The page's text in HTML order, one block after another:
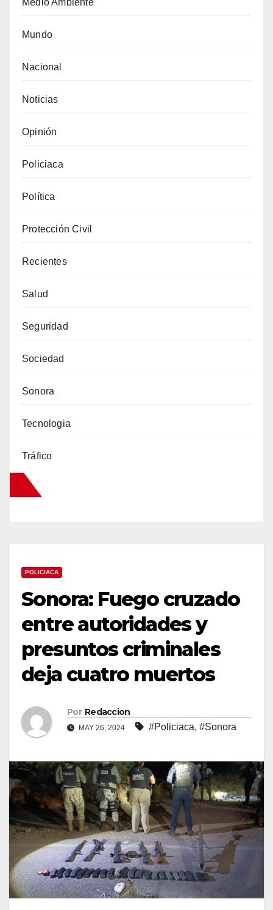
Mundo
Nacional
Noticias
Opinión
Policiaca
Política
Protección Civil
Recientes
Salud
Seguridad
Sociedad
Sonora
Tecnologia
Tráfico
POLICIACA
Sonora: Fuego cruzado
entre autoridades y
presuntos criminales
deja cuatro muertos
Por Redaccion
MAY 26, 2024 #Policiaca, #Sonora